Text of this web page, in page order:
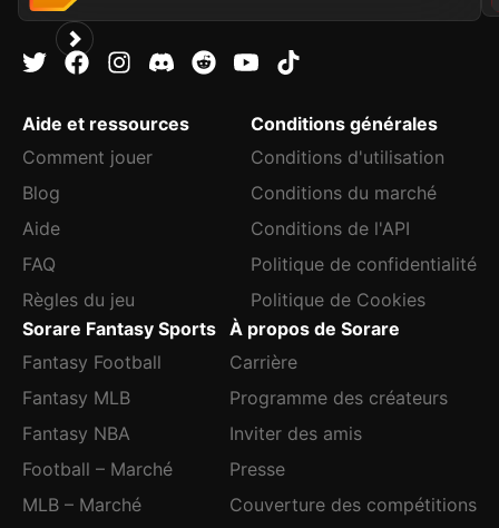
Aide et ressources
Comment jouer
Blog
Aide
FAQ
Règles du jeu
Conditions générales
Conditions d'utilisation
Conditions du marché
Conditions de l'API
Politique de confidentialité
Politique de Cookies
Sorare Fantasy Sports
Fantasy Football
Fantasy MLB
Fantasy NBA
Football – Marché
MLB – Marché
À propos de Sorare
Carrière
Programme des créateurs
Inviter des amis
Presse
Couverture des compétitions